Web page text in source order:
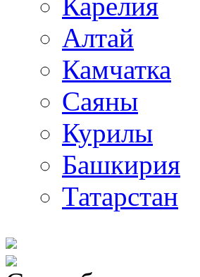
Алтай
Камчатка
Саяны
Курилы
Башкирия
Татарстан